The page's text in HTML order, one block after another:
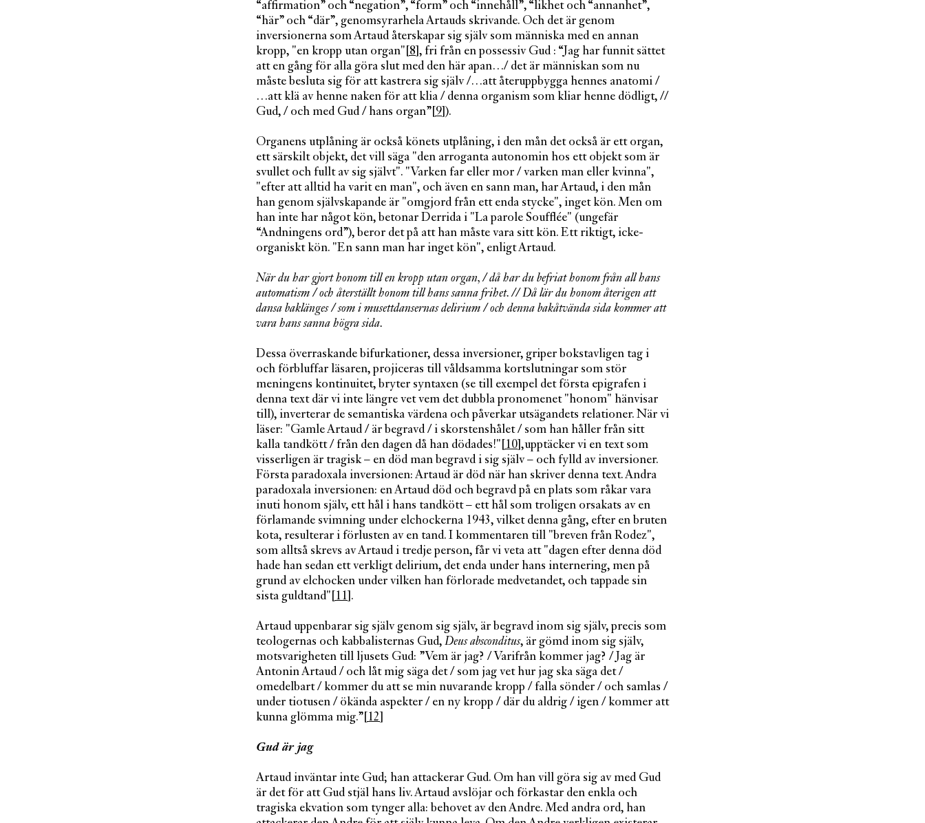
“affirmation” och “negation”, “form” och “innehåll”, “likhet och “annanhet”,
“här” och “där”, genomsyrarhela Artauds skrivande. Och det är genom
inversionerna som Artaud återskapar sig själv som människa med en annan
kropp, "en kropp utan organ" [8] , fri från en possessiv Gud : “Jag har funnit sättet
att en gång för alla göra slut med den här apan…/ det är människan som nu
måste besluta sig för att kastrera sig själv /…att återuppbygga hennes anatomi /
…att klä av henne naken för att klia / denna organism som kliar henne dödligt, //
Gud, / och med Gud / hans organ” [9] ).
Organens utplåning är också könets utplåning, i den mån det också är ett organ,
ett särskilt objekt, det vill säga "den arroganta autonomin hos ett objekt som är
svullet och fullt av sig självt". "Varken far eller mor / varken man eller kvinna",
"efter att alltid ha varit en man", och även en sann man, har Artaud, i den mån
han genom självskapande är "omgjord från ett enda stycke", inget kön. Men om
han inte har något kön, betonar Derrida i "La parole Soufflée" (ungefär
“Andningens ord”), beror det på att han måste vara sitt kön. Ett riktigt, icke-
organiskt kön. "En sann man har inget kön", enligt Artaud.
När du har gjort honom till en kropp utan organ, / då har du befriat honom från all hans
automatism / och återställt honom till hans sanna frihet. // Då lär du honom återigen att
dansa baklänges / som i musettdansernas delirium / och denna bakåtvända sida kommer att
vara hans sanna högra sida.
Dessa överraskande bifurkationer, dessa inversioner, griper bokstavligen tag i
och förbluffar läsaren, projiceras till våldsamma kortslutningar som stör
meningens kontinuitet, bryter syntaxen (se till exempel det första epigrafen i
denna text där vi inte längre vet vem det dubbla pronomenet "honom" hänvisar
till), inverterar de semantiska värdena och påverkar utsägandets relationer. När vi
läser: "Gamle Artaud / är begravd / i skorstenshålet / som han håller från sitt
kalla tandkött / från den dagen då han dödades!" [10] ,upptäcker vi en text som
visserligen är tragisk – en död man begravd i sig själv – och fylld av inversioner.
Första paradoxala inversionen: Artaud är död när han skriver denna text. Andra
paradoxala inversionen: en Artaud död och begravd på en plats som råkar vara
inuti honom själv, ett hål i hans tandkött – ett hål som troligen orsakats av en
förlamande svimning under elchockerna 1943, vilket denna gång, efter en bruten
kota, resulterar i förlusten av en tand. I kommentaren till "breven från Rodez",
som alltså skrevs av Artaud i tredje person, får vi veta att "dagen efter denna död
hade han sedan ett verkligt delirium, det enda under hans internering, men på
grund av elchocken under vilken han förlorade medvetandet, och tappade sin
sista guldtand" [11] .
Artaud uppenbarar sig själv genom sig själv, är begravd inom sig själv, precis som
teologernas och kabbalisternas Gud, Deus absconditus, är gömd inom sig själv,
motsvarigheten till ljusets Gud: ”Vem är jag? / Varifrån kommer jag? / Jag är
Antonin Artaud / och låt mig säga det / som jag vet hur jag ska säga det /
omedelbart / kommer du att se min nuvarande kropp / falla sönder / och samlas /
under tiotusen / ökända aspekter / en ny kropp / där du aldrig / igen / kommer att
kunna glömma mig.” [12]
Gud är jag
Artaud inväntar inte Gud; han attackerar Gud. Om han vill göra sig av med Gud
är det för att Gud stjäl hans liv. Artaud avslöjar och förkastar den enkla och
tragiska ekvation som tynger alla: behovet av den Andre. Med andra ord, han